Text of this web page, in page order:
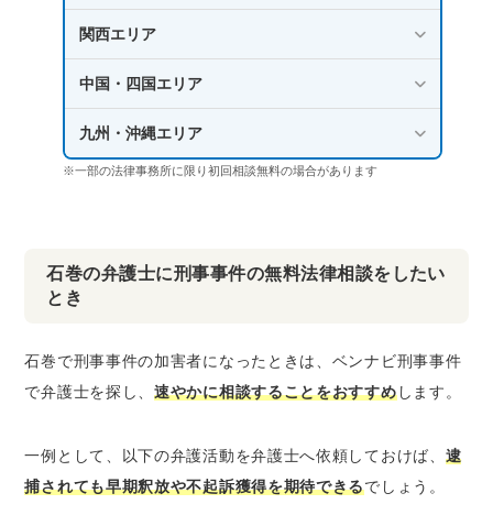
関西エリア
中国・四国エリア
九州・沖縄エリア
※一部の法律事務所に限り初回相談無料の場合があります
石巻の弁護士に刑事事件の無料法律相談をしたい
とき
石巻で刑事事件の加害者になったときは、ベンナビ刑事事件
で弁護士を探し、速やかに相談することをおすすめします。
一例として、以下の弁護活動を弁護士へ依頼しておけば、 逮
捕されても早期釈放や不起訴獲得を期待できるでしょう。